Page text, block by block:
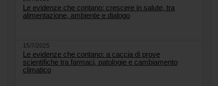
Le evidenze che contano: crescere in salute, tra
alimentazione, ambiente e dialogo
15/7/2025
Le evidenze che contano: a caccia di prove
scientifiche tra farmaci, patologie e cambiamento
climatico